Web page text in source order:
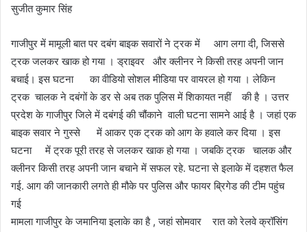
सुजीत कुमार सिंह
गाजीपुर में मामूली बात पर दबंग बाइक सवारों ने ट्रक में आग लगा दी, जिससे
ट्रक जलकर खाक हो गया । ड्राइवर और क्लीनर ने किसी तरह अपनी जान
बचाई। इस घटना का वीडियो सोशल मीडिया पर वायरल हो गया । लेकिन
ट्रक चालक ने दबंगों के डर से अब तक पुलिस में शिकायत नहीं की है । उत्तर
प्रदेश के गाजीपुर जिले में दबंगई की चौंकाने वाली घटना सामने आई है । जहां एक
बाइक सवार ने गुस्से में आकर एक ट्रक को आग के हवाले कर दिया । इस
घटना में ट्रक पूरी तरह से जलकर खाक हो गया । जबकि ट्रक चालक और
क्लीनर किसी तरह अपनी जान बचाने में सफल रहे. घटना से इलाके में दहशत फैल
गई. आग की जानकारी लगते ही मौके पर पुलिस और फायर ब्रिगेड की टीम पहुंच
गई
मामला गाजीपुर के जमानिया इलाके का है , जहां सोमवार रात को रेलवे क्रॉसिंग